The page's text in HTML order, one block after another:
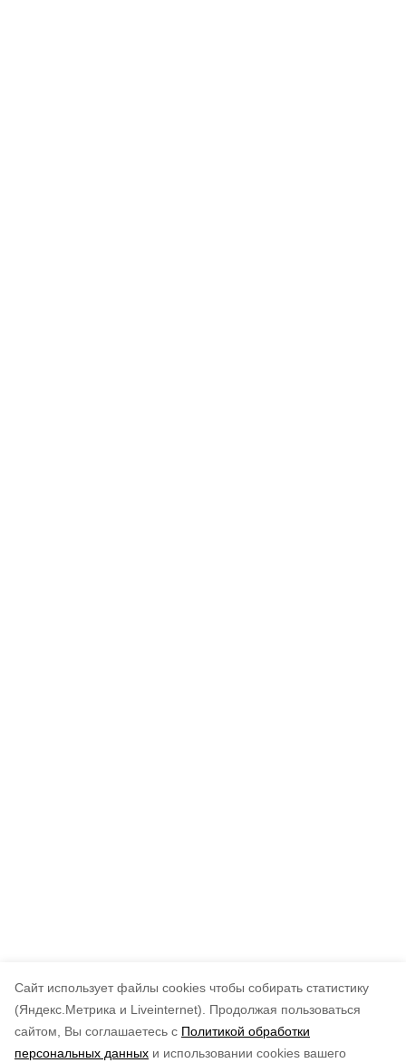
Cайт использует файлы cookies чтобы собирать статистику
(Яндекс.Метрика и Liveinternet).
Продолжая пользоваться
сайтом, Вы соглашаетесь с Политикой обработки
персональных данных и использовании cookies вашего